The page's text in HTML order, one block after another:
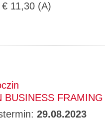
€ 11,30 (A)
BUSINESS FRAMING
29.08.2023